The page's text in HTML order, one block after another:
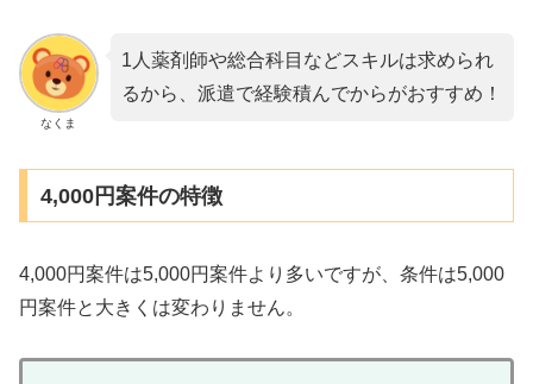
なくま
1人薬剤師や総合科目などスキルは求められ
るから、派遣で経験積んでからがおすすめ！
4,000円案件の特徴
4,000円案件は5,000円案件より多いですが、条件は5,000
円案件と大きくは変わりません。